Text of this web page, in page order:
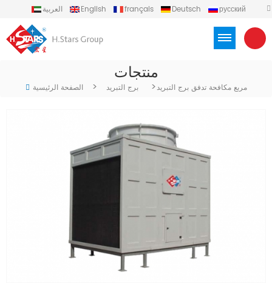
العربية English français Deutsch
русский
منتجات
الصفحة الرئيسية > برج التبريد >مربع مكافحة تدفق برج التبريد